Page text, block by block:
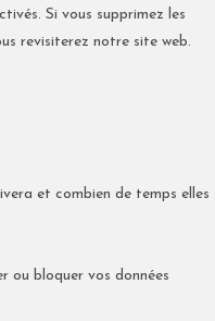
Si vous supprimez les
revisiterez notre site web.
et combien de temps elles
bloquer vos données